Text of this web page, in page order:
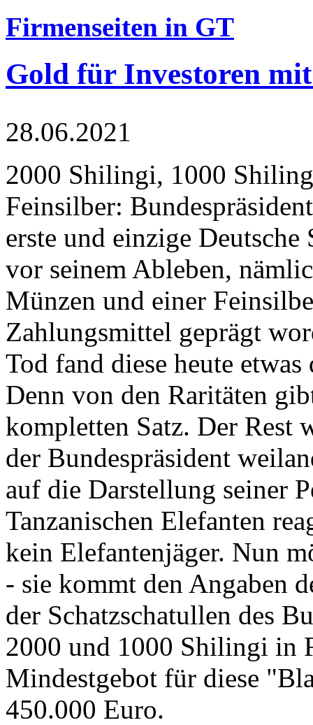
Firmenseiten in GT
Gold für Investoren
28.06.2021
2000 Shilingi, 1000
Feinsilber:
erste und einzige Deutsche
vor seinem Ableben,
Münzen und einer
Zahlungsmittel geprägt
Tod fand diese heute
Denn von den Raritäten
kompletten Satz. Der Rest
der Bundespräsident
auf die Darstellung seiner
Tanzanischen Elefanten
kein Elefantenjäger. Nun
- sie kommt den Angaben
der Schatzschatullen des
2000 und 1000 Shilingi in
Mindestgebot für diese
450.000 Euro.